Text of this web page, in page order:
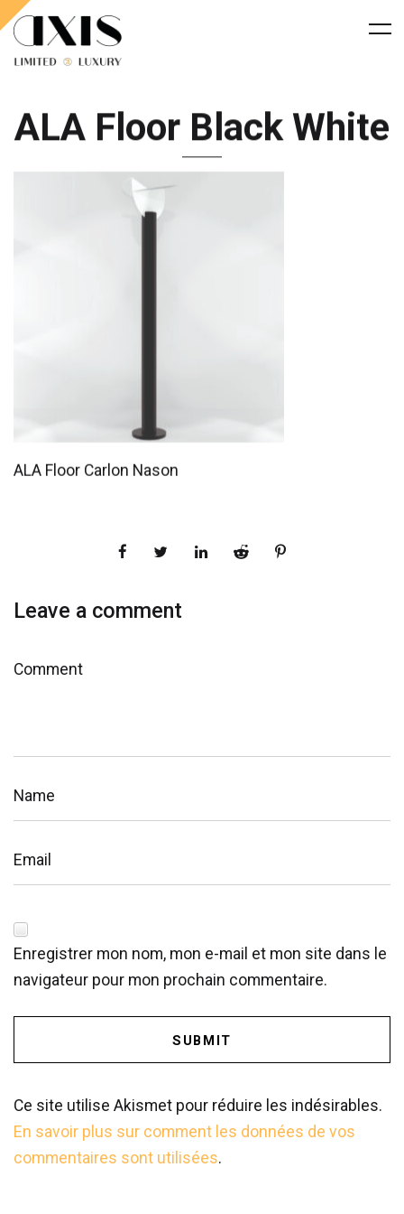
ALA Floor Black White
ALA Floor Carlon Nason
Leave a comment
Enregistrer mon nom, mon e-mail et mon site dans le
navigateur pour mon prochain commentaire.
SUBMIT
Ce site utilise Akismet pour réduire les indésirables.
En savoir plus sur comment les données de vos
commentaires sont utilisées.